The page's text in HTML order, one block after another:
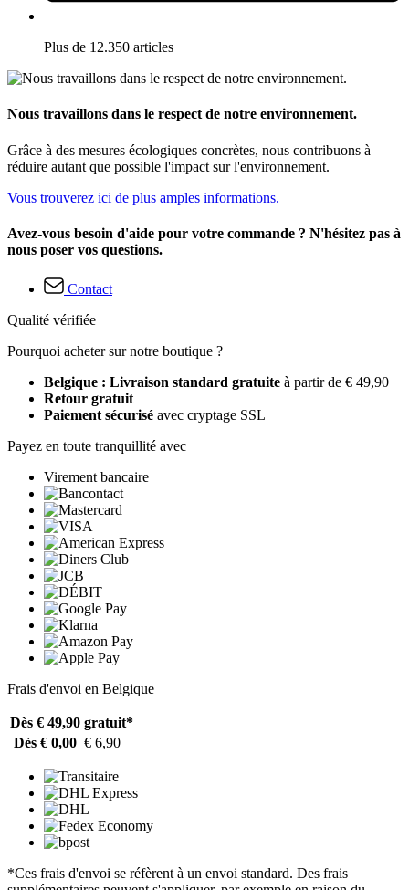
Plus de 12.350 articles
Nous travaillons dans le respect de notre environnement.
Grâce à des mesures écologiques concrètes, nous contribuons à
réduire autant que possible l'impact sur l'environnement.
Vous trouverez ici de plus amples informations.
Avez-vous besoin d'aide pour votre commande ? N'hésitez pas à
nous poser vos questions.
Contact
Qualité vérifiée
Pourquoi acheter sur notre boutique ?
Belgique : Livraison standard gratuite à partir de € 49,90
Retour gratuit
Paiement sécurisé avec cryptage SSL
Payez en toute tranquillité avec
Virement bancaire
Frais d'envoi en Belgique
Dès € 49,90 gratuit*
Dès € 0,00 € 6,90
*Ces frais d'envoi se réfèrent à un envoi standard. Des frais